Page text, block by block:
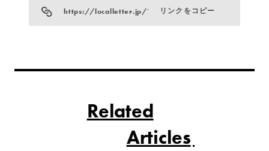
https://localletter.jp/?p=33185リンクをコピー
Related
Articles